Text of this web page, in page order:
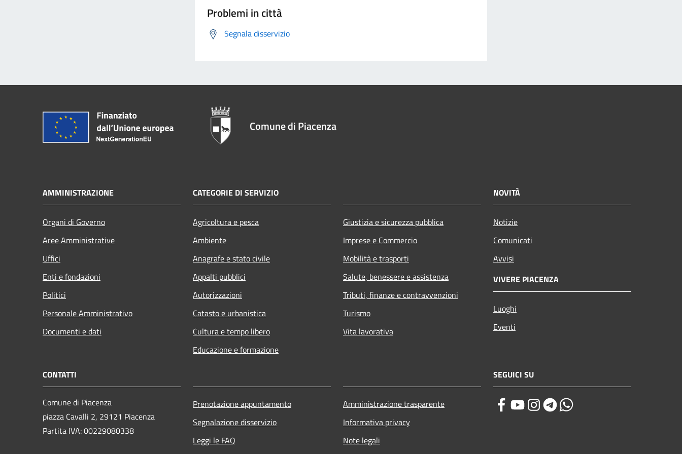
Problemi in città
Segnala disservizio
Comune di Piacenza
AMMINISTRAZIONE
Organi di Governo
Aree Amministrative
Uffici
Enti e fondazioni
Politici
Personale Amministrativo
Documenti e dati
CATEGORIE DI SERVIZIO
Agricoltura e pesca
Ambiente
Anagrafe e stato civile
Appalti pubblici
Autorizzazioni
Catasto e urbanistica
Cultura e tempo libero
Educazione e formazione
Giustizia e sicurezza pubblica
Imprese e Commercio
Mobilità e trasporti
Salute, benessere e assistenza
Tributi, finanze e contravvenzioni
Turismo
Vita lavorativa
NOVITÀ
Notizie
Comunicati
Avvisi
VIVERE PIACENZA
Luoghi
Eventi
CONTATTI
Comune di Piacenza
piazza Cavalli 2, 29121 Piacenza
Partita IVA: 00229080338
Prenotazione appuntamento
Segnalazione disservizio
Leggi le FAQ
Amministrazione trasparente
Informativa privacy
Note legali
SEGUICI SU